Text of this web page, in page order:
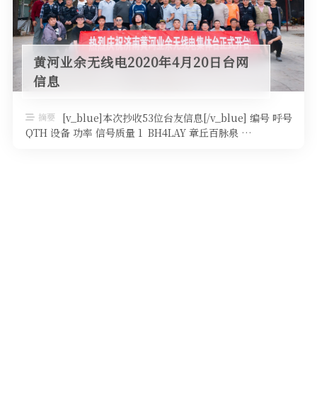
黄河业余无线电2020年4月20日台网
信息
摘要
[v_blue]本次抄收53位台友信息[/v_blue] 编号 呼号
QTH 设备 功率 信号质量 1 BH4LAY 章丘百脉泉 …